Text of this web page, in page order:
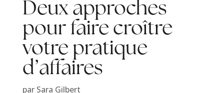
Deux approches
pour faire croître
votre pratique
d’affaires
par Sara Gilbert